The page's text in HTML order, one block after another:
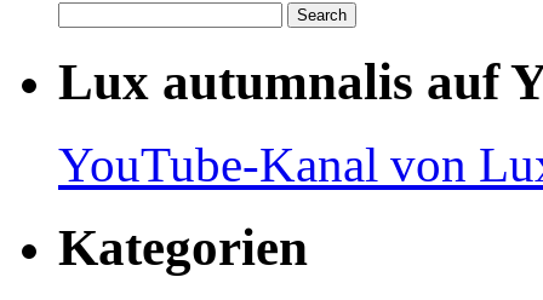
Lux autumnalis auf
YouTube-Kanal von
Kategorien